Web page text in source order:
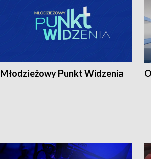
Młodzieżowy Punkt Widzenia